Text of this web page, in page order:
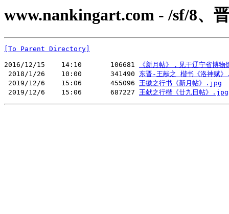
www.nankingart.com - /sf/8、
[To Parent Directory]
2016/12/15    14:10       106681
《新月帖》，见于辽宁省博
2018/1/26    10:00       341490 东晋-王献之 楷书《洛神赋
2019/12/6    15:06       455096 王徽之行书《新月帖》.jpg
2019/12/6    15:06       687227 王献之行楷《廿九日帖》.jpg